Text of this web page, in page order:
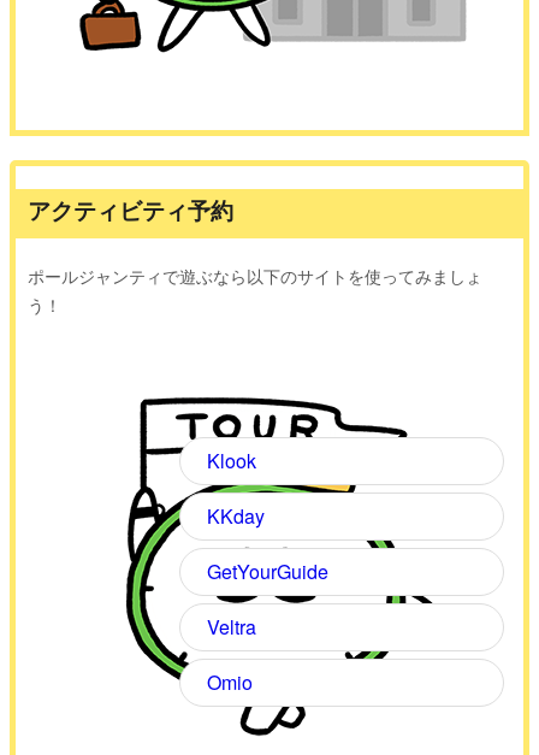
アクティビティ予約
ポールジャンティで遊ぶなら以下のサイトを使ってみましょ
う！
Klook
KKday
GetYourGuide
Veltra
Omio